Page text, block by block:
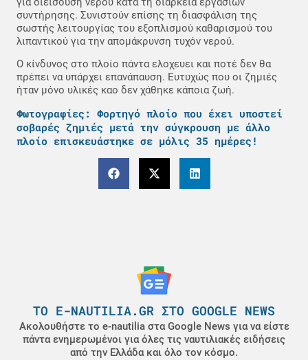
συντήρησης. Συνιστούν επίσης τη διασφάλιση της
σωστής λειτουργίας του εξοπλισμού καθαρισμού του
λιπαντικού για την απομάκρυνση τυχόν νερού.
Ο κίνδυνος στο πλοίο πάντα ελοχευει και ποτέ δεν θα
πρέπει να υπάρχει επανάπαυση. Ευτυχώς που οι ζημιές
ήταν μόνο υλικές καο δεν χάθηκε κάποια ζωή.
Φωτογραφίες: Φορτηγό πλοίο που έχει υποστεί
σοβαρές ζημιές μετά την σύγκρουση με άλλο
πλοίο επισκευάστηκε σε μόλις 35 ημέρες!
ΤΟ E-NAUTILIA.GR ΣΤΟ GOOGLE NEWS
Ακολουθήστε το e-nautilia στα Google News για να είστε
πάντα ενημερωμένοι για όλες τις ναυτιλιακές ειδήσεις
από την Ελλάδα και όλο τον κόσμο.